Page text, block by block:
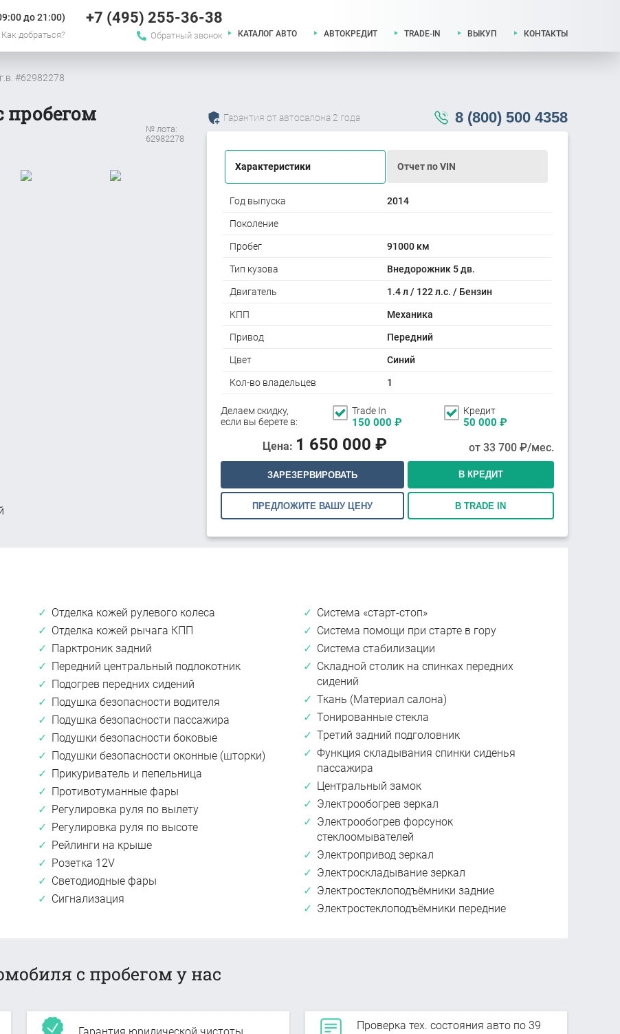
до 21:00)
Как добраться?
+7 (495) 255-36-38
Обратный звонок КАТАЛОГ АВТО АВТОКРЕДИТ TRADE-IN ВЫКУП КОНТАКТЫ
#62982278
пробегом
№ лота:
62982278
Гарантия от автосалона 2 года 8 (800) 500 4358
Характеристики Отчет по VIN
Год выпуска 2014
Поколение
Пробег 91000 км
Тип кузова Внедорожник 5 дв.
Двигатель 1.4 л / 122 л.с. / Бензин
КПП Механика
Привод Передний
Цвет Синий
Кол-во владельцев 1
Делаем скидку,
если вы берете в:
Trade In
150 000 ₽
Кредит
50 000 ₽
Цена: 1 650 000 ₽ от 33 700₽/мес.
ЗАРЕЗЕРВИРОВАТЬ В КРЕДИТ
ПРЕДЛОЖИТЕ ВАШУ ЦЕНУ В TRADE IN
Отделка кожей рулевого колеса
Отделка кожей рычага КПП
Парктроник задний
Передний центральный подлокотник
Подогрев передних сидений
Подушка безопасности водителя
Подушка безопасности пассажира
Подушки безопасности боковые
Подушки безопасности оконные (шторки)
Прикуриватель и пепельница
Противотуманные фары
Регулировка руля по вылету
Регулировка руля по высоте
Рейлинги на крыше
Розетка 12V
Светодиодные фары
Сигнализация
Система «старт-стоп»
Система помощи при старте в гору
Система стабилизации
Складной столик на спинках передних
сидений
Ткань (Материал салона)
Тонированные стекла
Третий задний подголовник
Функция складывания спинки сиденья
пассажира
Центральный замок
Электрообогрев зеркал
Электрообогрев форсунок
стеклоомывателей
Электропривод зеркал
Электроскладывание зеркал
Электростеклоподъёмники задние
Электростеклоподъёмники передние
с пробегом у нас
Гарантия юридической чистоты
Проверка тех. состояния авто по 39